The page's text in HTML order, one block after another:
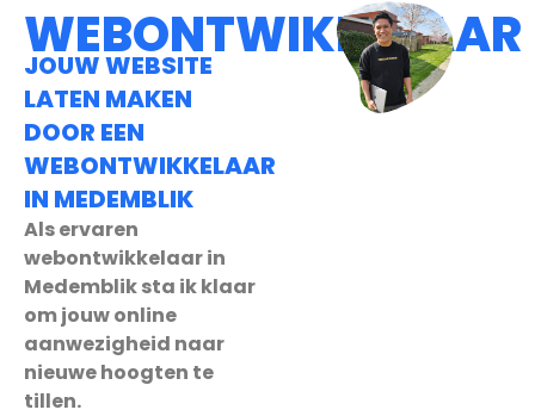
WEBONTWIKKELAAR
JOUW WEBSITE
LATEN MAKEN
DOOR EEN
WEBONTWIKKELAAR
IN MEDEMBLIK
Als ervaren
webontwikkelaar in
Medemblik sta ik klaar
om jouw online
aanwezigheid naar
nieuwe hoogten te
tillen.